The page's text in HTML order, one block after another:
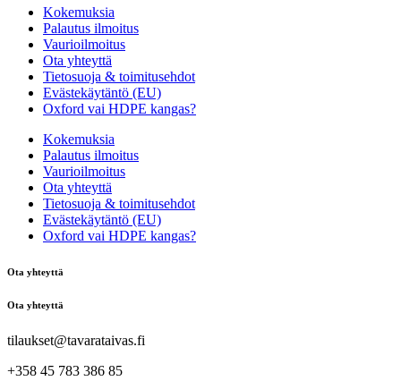
Kokemuksia
Palautus ilmoitus
Vaurioilmoitus
Ota yhteyttä
Tietosuoja & toimitusehdot
Evästekäytäntö (EU)
Oxford vai HDPE kangas?
Kokemuksia
Palautus ilmoitus
Vaurioilmoitus
Ota yhteyttä
Tietosuoja & toimitusehdot
Evästekäytäntö (EU)
Oxford vai HDPE kangas?
Ota yhteyttä
Ota yhteyttä
tilaukset@tavarataivas.fi
+358 45 783 386 85